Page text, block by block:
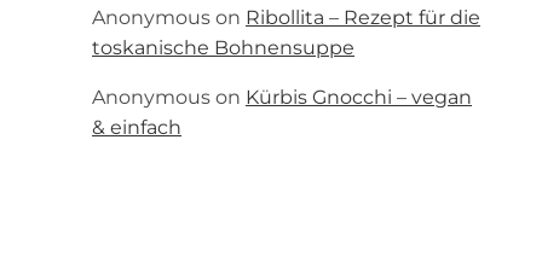
Anonymous on Ribollita – Rezept für die
toskanische Bohnensuppe
Anonymous on Kürbis Gnocchi – vegan
& einfach